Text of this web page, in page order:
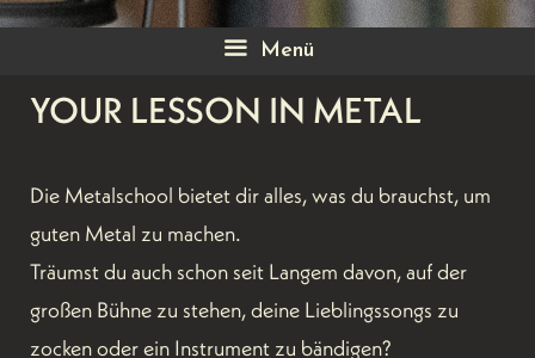
Menü
YOUR LESSON IN METAL
Die Metalschool bietet dir alles, was du brauchst, um
guten Metal zu machen.
Träumst du auch schon seit Langem davon, auf der
großen Bühne zu stehen, deine Lieblingssongs zu
zocken oder ein Instrument zu bändigen?